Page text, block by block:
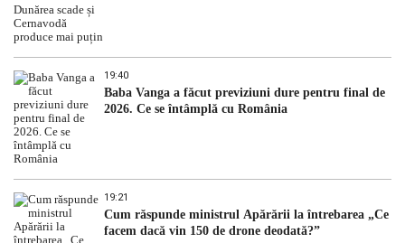
19:40
Baba Vanga a făcut previziuni dure pentru final de
2026. Ce se întâmplă cu România
19:21
Cum răspunde ministrul Apărării la întrebarea „Ce
facem dacă vin 150 de drone deodată?”